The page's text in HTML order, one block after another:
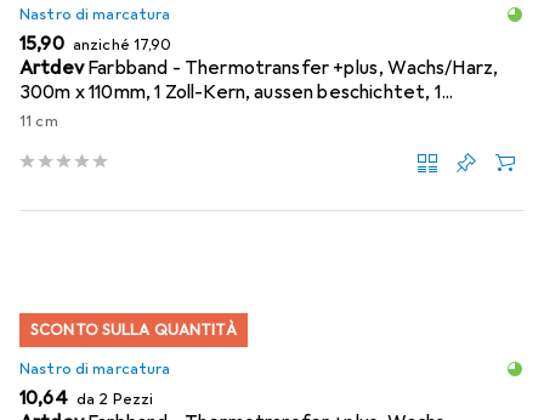
Nastro di marcatura
EUR
15,90 anziché EUR
17,90
Artdev Farbband - Thermotransfer +plus, Wachs/Harz,
300m x 110mm, 1 Zoll-Kern, aussen beschichtet, 1...
11 cm
SCONTO SULLA QUANTITÀ
Nastro di marcatura
EUR
10,64 da 2 Pezzi